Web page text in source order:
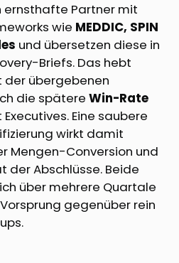
Partner mit
wie MEDDIC, SPIN
und übersetzen diese in
Briefs. Das hebt
der übergebenen
die spätere Win-Rate
Eine saubere
wirkt damit
Mengen-Conversion und
der Abschlüsse. Beide
über mehrere Quartale
gegenüber rein